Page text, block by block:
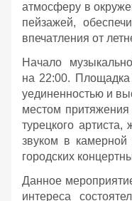
атмосферу в
пейзажей,
впечатления от
Начало
на 22:00. Площадка
уединенностью и
местом
турецкого
звуком в
городских
Данное
интереса